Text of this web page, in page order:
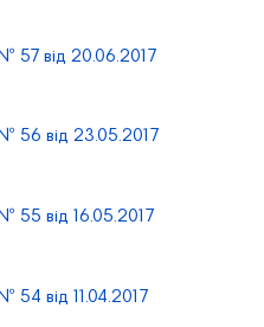
57 від 20.06.2017
56 від 23.05.2017
55 від 16.05.2017
54 від 11.04.2017